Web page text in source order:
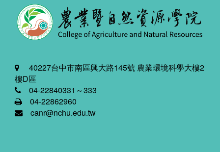
40227台中市南區興大路145號 農業環境科學大樓2
樓D區
04-22840331～333
04-22862960
canr@nchu.edu.tw